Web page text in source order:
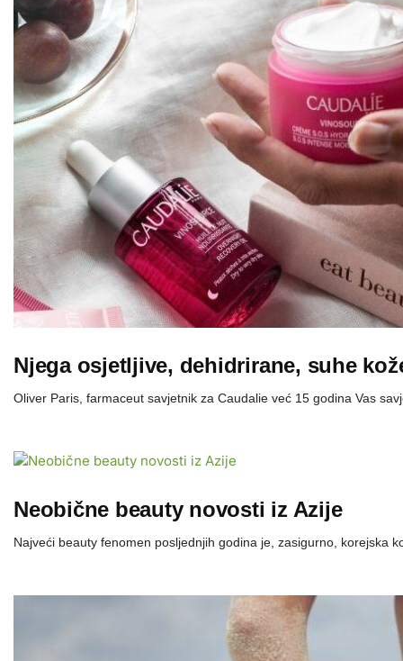
Njega osjetljive, dehidrirane, suhe
Oliver Paris, farmaceut savjetnik za Caudalie već 15 godina Vas
Neobične beauty novosti iz Azije
Najveći beauty fenomen posljednjih godina je, zasigurno, korejska